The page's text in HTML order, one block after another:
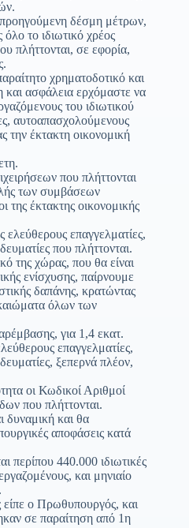
δέσμη μέτρων,
το ιδιωτικό χρέος
πλήττονται, σε εφορία,
χρηματοδοτικό και
ασφάλεια ερχόμαστε να
του ιδιωτικού
αυτοαπασχολούμενους
την έκτακτη οικονομική
που πλήττονται
των συμβάσεων
της έκτακτης οικονομικής
ελεύθερους επαγγελματίες,
που πλήττονται.
της χώρας, που θα είναι
ενίσχυσης, παίρνουμε
δαπάνης, κρατώντας
όλων των
για 1,4 εκατ.
επαγγελματίες,
ξεπερνά πλέον,
οι Κωδικοί Αριθμοί
που πλήττονται.
δυναμική και θα
αποφάσεις κατά
περίπου 440.000 ιδιωτικές
και μηνιαίο
ο Πρωθυπουργός, και
σε παραίτηση από 1η